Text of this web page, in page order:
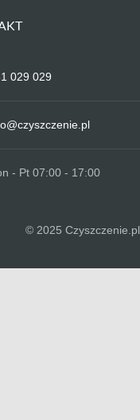
029 029
- Pt 07:00 - 17:00
© 2025 Czyszczenie.pl